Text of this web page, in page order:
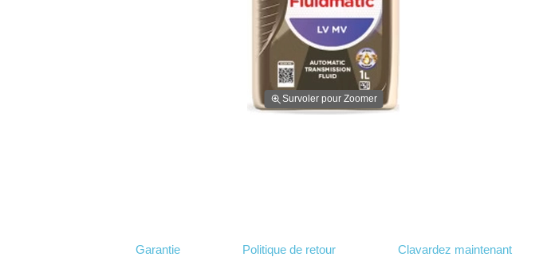
Survoler pour Zoomer
Garantie Politique de retour Clavardez maintenant